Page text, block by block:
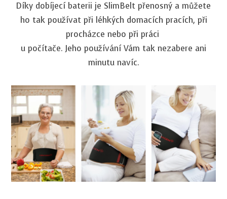
Díky dobíjecí baterii je SlimBelt přenosný a můžete
ho tak používat při léhkých domacích pracích, při
procházce nebo při práci
u počítače. Jeho používání Vám tak nezabere ani
minutu navíc.